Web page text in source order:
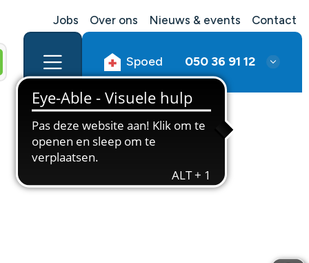
Jobs Over ons Nieuws & events Contact
Spoed 050 36 91 12